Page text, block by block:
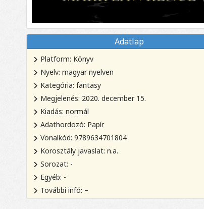
Adatlap
Platform: Könyv
Nyelv: magyar nyelven
Kategória: fantasy
Megjelenés: 2020. december 15.
Kiadás: normál
Adathordozó: Papír
Vonalkód: 9789634701804
Korosztály javaslat: n.a.
Sorozat: -
Egyéb: -
További infó: –